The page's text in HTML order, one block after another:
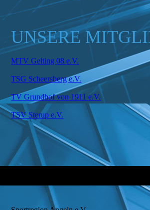
UNSERE
MTV Gelting 08 e.V.
TSG Scheersberg e.V.
TV Grundhof von 1911 e.V.
TSV Sterup e.V.